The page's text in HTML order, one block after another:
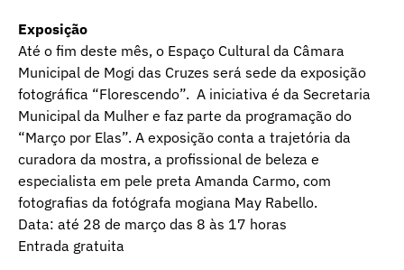
Exposição
Até o fim deste mês, o Espaço Cultural da Câmara
Municipal de Mogi das Cruzes será sede da exposição
fotográfica “Florescendo”. A iniciativa é da Secretaria
Municipal da Mulher e faz parte da programação do
“Março por Elas”. A exposição conta a trajetória da
curadora da mostra, a profissional de beleza e
especialista em pele preta Amanda Carmo, com
fotografias da fotógrafa mogiana May Rabello.
Data: até 28 de março das 8 às 17 horas
Entrada gratuita